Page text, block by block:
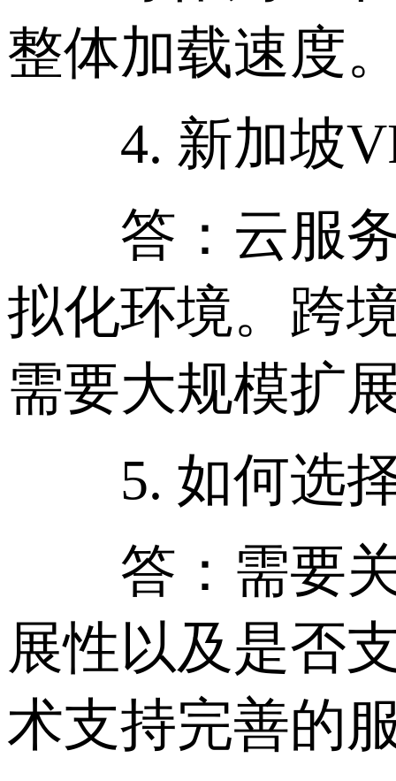
整体加载速度
4. 新加坡
答：云服务
拟化环境。跨
需要大规模扩
5. 如何选择
答：需要关
展性以及是否
术支持完善的